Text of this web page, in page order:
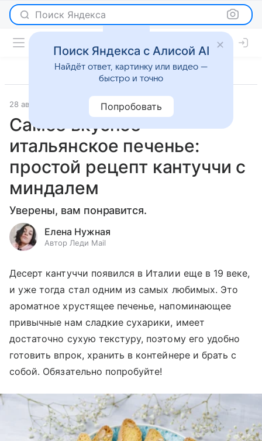
Поиск Яндекса
28 августа 2023 Рецепты
Самое вкусное
итальянское печенье:
простой рецепт кантуччи с
миндалем
Уверены, вам понравится.
Елена Нужная
Автор Леди Mail
Десерт кантуччи появился в Италии еще в 19 веке,
и уже тогда стал одним из самых любимых. Это
ароматное хрустящее печенье, напоминающее
привычные нам сладкие сухарики, имеет
достаточно сухую текстуру, поэтому его удобно
готовить впрок, хранить в контейнере и брать с
собой. Обязательно попробуйте!
Поиск Яндекса с Алисой AI
Найдёт ответ, картинку или видео —
быстро и точно
Попробовать